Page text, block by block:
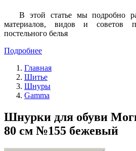
В этой статье мы подробно
материалов, видов и советов
постельного белья
Подробнее
Главная
Шитье
Шнуры
Gamma
Шнурки для обуви
80 см №155 бежевый